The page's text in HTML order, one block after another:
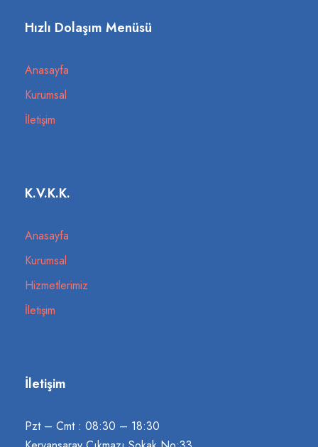
Hızlı Dolaşım Menüsü
Anasayfa
Kurumsal
İletişim
K.V.K.K.
Anasayfa
Kurumsal
Hizmetlerimiz
İletişim
İletişim
Pzt – Cmt : 08:30 – 18:30